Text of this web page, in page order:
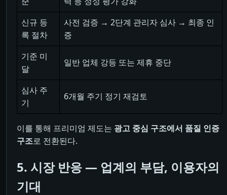
신규 등
록 절차
사전 검증 → 2단계 관리자 심사 → 최종 인
증
기준 미
달
일반 업체 강등 또는 제휴 중단
심사 주
기
6개월 주기 정기 재검토
이를 통해 프리미엄 제도는 광고 중심 구조에서 품질 인증
구조로 전환된다.
5. 시장 반응 ― 업계의 부담, 이용자의
기대